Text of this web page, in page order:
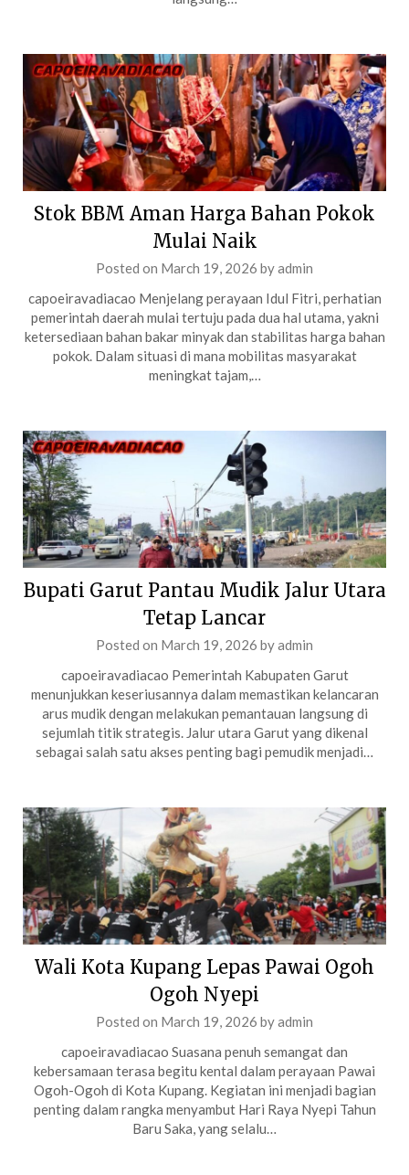
Stok BBM Aman Harga Bahan Pokok
Mulai Naik
Posted on March 19, 2026 byadmin
capoeiravadiacao Menjelang perayaan Idul Fitri, perhatian
pemerintah daerah mulai tertuju pada dua hal utama, yakni
ketersediaan bahan bakar minyak dan stabilitas harga bahan
pokok. Dalam situasi di mana mobilitas masyarakat
meningkat tajam,…
Bupati Garut Pantau Mudik Jalur Utara
Tetap Lancar
Posted on March 19, 2026 byadmin
capoeiravadiacao Pemerintah Kabupaten Garut
menunjukkan keseriusannya dalam memastikan kelancaran
arus mudik dengan melakukan pemantauan langsung di
sejumlah titik strategis. Jalur utara Garut yang dikenal
sebagai salah satu akses penting bagi pemudik menjadi…
Wali Kota Kupang Lepas Pawai Ogoh
Ogoh Nyepi
Posted on March 19, 2026 byadmin
capoeiravadiacao Suasana penuh semangat dan
kebersamaan terasa begitu kental dalam perayaan Pawai
Ogoh-Ogoh di Kota Kupang. Kegiatan ini menjadi bagian
penting dalam rangka menyambut Hari Raya Nyepi Tahun
Baru Saka, yang selalu…